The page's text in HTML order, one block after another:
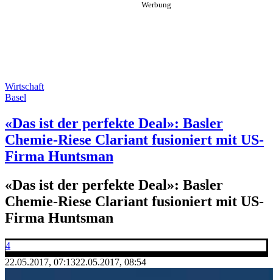
Wirtschaft
Basel
«Das ist der perfekte Deal»: Basler
Chemie-Riese Clariant fusioniert mit US-
Firma Huntsman
«Das ist der perfekte Deal»: Basler
Chemie-Riese Clariant fusioniert mit US-
Firma Huntsman
4
22.05.2017, 07:1322.05.2017, 08:54